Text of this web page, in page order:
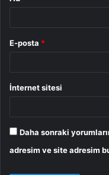
E-posta *
İnternet sitesi
Daha sonraki
adresim ve site adresim